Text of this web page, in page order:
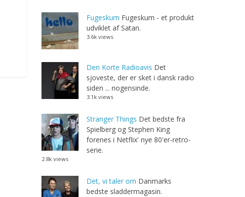
Fugeskum Fugeskum - et produkt
udviklet af Satan.
3.6k views
Den Korte Radioavis Det
sjoveste, der er sket i dansk radio
siden ... nogensinde.
3.1k views
Stranger Things Det bedste fra
Spielberg og Stephen King
forenes i Netflix' nye 80'er-retro-
serie.
2.8k views
Det, vi taler om Danmarks
bedste sladdermagasin.